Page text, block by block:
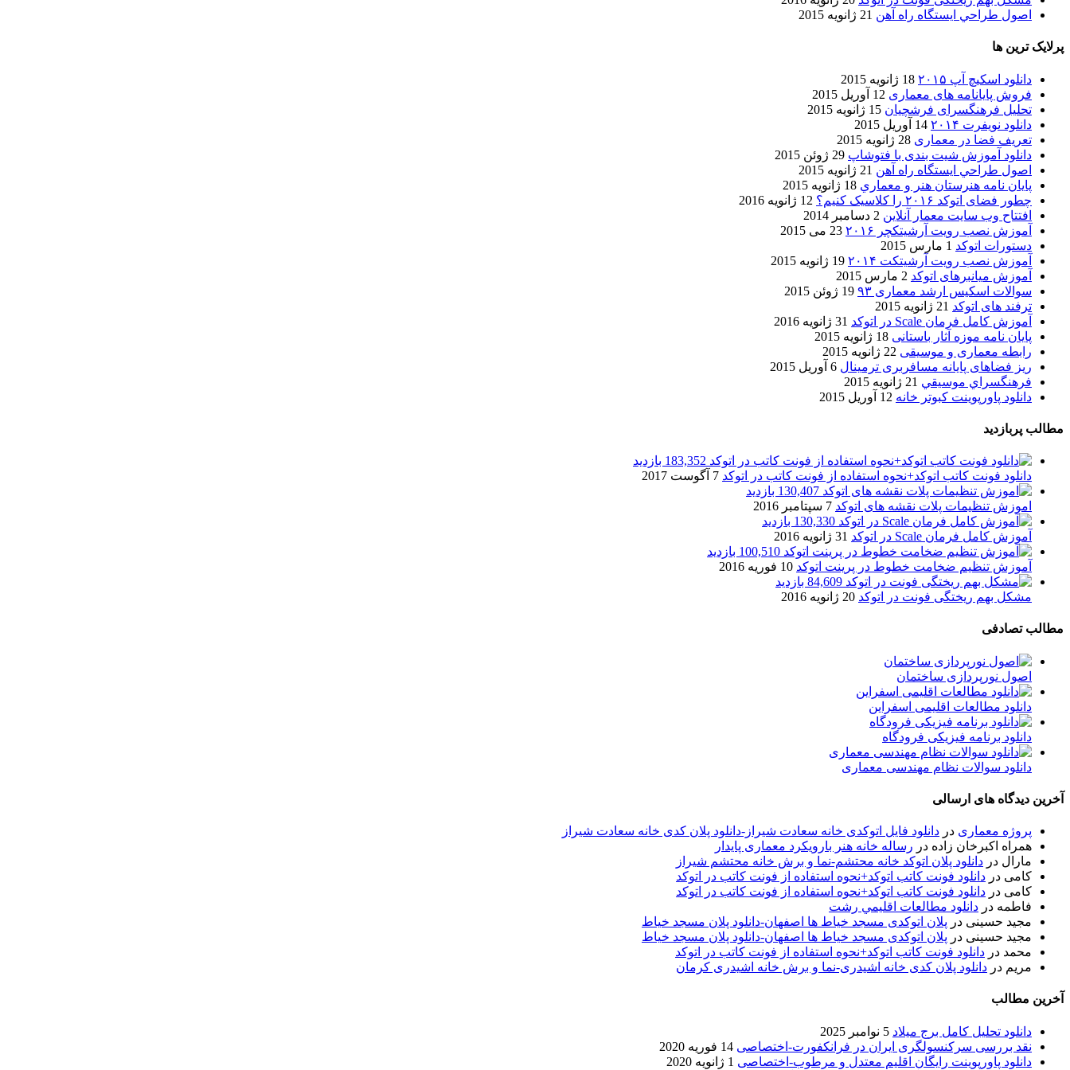
اصول طراحي ایستگاه راه آهن 21 ژانویه 2015
پرلایک ترین ها
دانلود اسکیچ آپ ۲۰۱۵
18 ژانویه 2015
فروش پایانامه های معماری 12 آوریل 2015
تحلیل فرهنگسرای فرشچیان 15 ژانویه 2015
دانلود نویفرت ۲۰۱۴
14 آوریل 2015
تعریف فضا در معماری 28 ژانویه 2015
دانلود آموزش شیت بندی با فتوشاپ 29 ژوئن 2015
اصول طراحي ایستگاه راه آهن 21 ژانویه 2015
پایان نامه هنرستان هنر و معماري 18 ژانویه 2015
چطور فضای اتوکد ۲۰۱۶ را کلاسیک کنیم؟
12 ژانویه 2016
افتتاح وب سایت معمار آنلاین 2 دسامبر 2014
آموزش نصب رویت آرشیتکچر ۲۰۱۶
23 می 2015
دستورات اتوکد 1 مارس 2015
آموزش نصب رویت آرشیتکت ۲۰۱۴
19 ژانویه 2015
آموزش میانبرهای اتوکد 2 مارس 2015
سوالات اسکیس ارشد معماری ۹۳
19 ژوئن 2015
ترفند های اتوکد 21 ژانویه 2015
آموزش کامل فرمان Scale در اتوکد
31 ژانویه 2016
پایان نامه موزه آثار باستانی 18 ژانویه 2015
رابطه معماری و موسیقی 22 ژانویه 2015
ریز فضاهای پایانه مسافربری ترمینال 6 آوریل 2015
فرهنگسراي موسيقي 21 ژانویه 2015
دانلود پاورپوینت کبوتر خانه 12 آوریل 2015
مطالب پربازدید
183,352 بازدید
دانلود فونت کاتب اتوکد+نحوه استفاده از فونت کاتب در اتوکد 7 آگوست 2017
130,407 بازدید
اموزش تنظیمات پلات نقشه های اتوکد 7 سپتامبر 2016
130,330 بازدید
آموزش کامل فرمان Scale در اتوکد
31 ژانویه 2016
100,510 بازدید
آموزش تنظیم ضخامت خطوط در پرینت اتوکد 10 فوریه 2016
84,609 بازدید
مشکل بهم ریختگی فونت در اتوکد 20 ژانویه 2016
مطالب تصادفی
اصول نورپردازی ساختمان
دانلود مطالعات اقلیمی اسفراين
دانلود برنامه فیزیکی فرودگاه
دانلود سوالات نظام مهندسی معماری
آخرین دیدگاه های ارسالی
پروژه معماری در دانلود فایل اتوکدی خانه سعادت شیراز-دانلود پلان کدی خانه سعادت شیراز
همراه اکبرخان زاده در رساله خانه هنر بارویکرد معماری پایدار
مارال در دانلود پلان اتوکد خانه محتشم-نما و برش خانه محتشم شیراز
کامی در دانلود فونت کاتب اتوکد+نحوه استفاده از فونت کاتب در اتوکد
کامی در دانلود فونت کاتب اتوکد+نحوه استفاده از فونت کاتب در اتوکد
فاطمه در دانلود مطالعات اقليمي رشت
مجید حسینی در پلان اتوکدی مسجد خیاط ها اصفهان-دانلود پلان مسجد خیاط
مجید حسینی در پلان اتوکدی مسجد خیاط ها اصفهان-دانلود پلان مسجد خیاط
محمد در دانلود فونت کاتب اتوکد+نحوه استفاده از فونت کاتب در اتوکد
مریم در دانلود پلان کدی خانه اشیدری-نما و برش خانه اشیدری کرمان
آخرین مطالب
دانلود تحلیل کامل برج میلاد 5 نوامبر 2025
نقد بررسی سرکنسولگری ایران در فرانکفورت-اختصاصی 14 فوریه 2020
دانلود پاورپوینت رایگان اقلیم معتدل و مرطوب-اختصاصی 1 ژانویه 2020